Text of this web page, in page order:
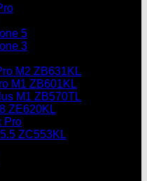
5
3
M2 ZB631KL
M1 ZB601KL
M1 ZB570TL
ZE620KL
Pro
ZC553KL